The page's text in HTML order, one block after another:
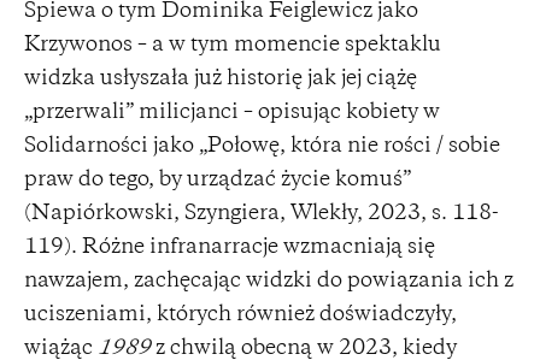
Śpiewa o tym Dominika Feiglewicz jako
Krzywonos – a w tym momencie spektaklu
widzka usłyszała już historię jak jej ciążę
„przerwali” milicjanci – opisując kobiety w
Solidarności jako „Połowę, która nie rości / sobie
praw do tego, by urządzać życie komuś”
(Napiórkowski, Szyngiera, Wlekły, 2023, s. 118-
119). Różne infranarracje wzmacniają się
nawzajem, zachęcając widzki do powiązania ich z
uciszeniami, których również doświadczyły,
wiążąc 1989z chwilą obecną w 2023, kiedy